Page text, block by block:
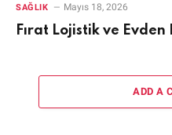
SAĞLIK Mayıs 18, 2026
Fırat Lojistik ve
ADD A